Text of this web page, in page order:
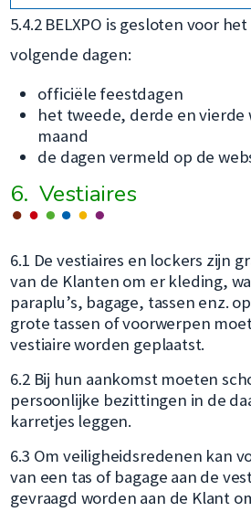
5.4.2 BELXPO is gesloten voor
volgende dagen:
officiële feestdagen
het tweede, derde en vierde
maand
de dagen vermeld op de
6. Vestiaires
6.1 De vestiaires en lockers zijn
van de Klanten om er kleding,
paraplu’s, bagage, tassen enz.
grote tassen of voorwerpen
vestiaire worden geplaatst.
6.2 Bij hun aankomst moeten
persoonlijke bezittingen in de
karretjes leggen.
6.3 Om veiligheidsredenen kan
van een tas of bagage aan de
gevraagd worden aan de Klant